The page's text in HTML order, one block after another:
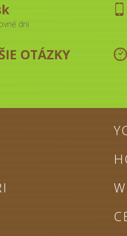
dni
OTÁZKY